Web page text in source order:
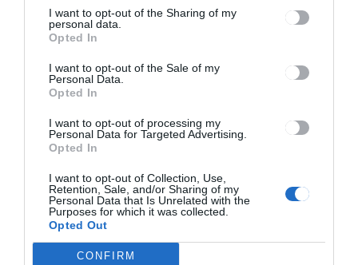
I want to opt-out of the Sharing of my
personal data.
Opted In
I want to opt-out of the Sale of my
Personal Data.
Opted In
I want to opt-out of processing my
Personal Data for Targeted Advertising.
Opted In
I want to opt-out of Collection, Use,
Retention, Sale, and/or Sharing of my
Personal Data that Is Unrelated with the
Purposes for which it was collected.
Opted Out
CONFIRM
GYERGYÓSZÉK,HÍRLISTA
A Városi Sportklub
ügykezelésébe kerül a
gyergyószentmiklósi Basilides
Tibor Sportcsarnok
Keresés